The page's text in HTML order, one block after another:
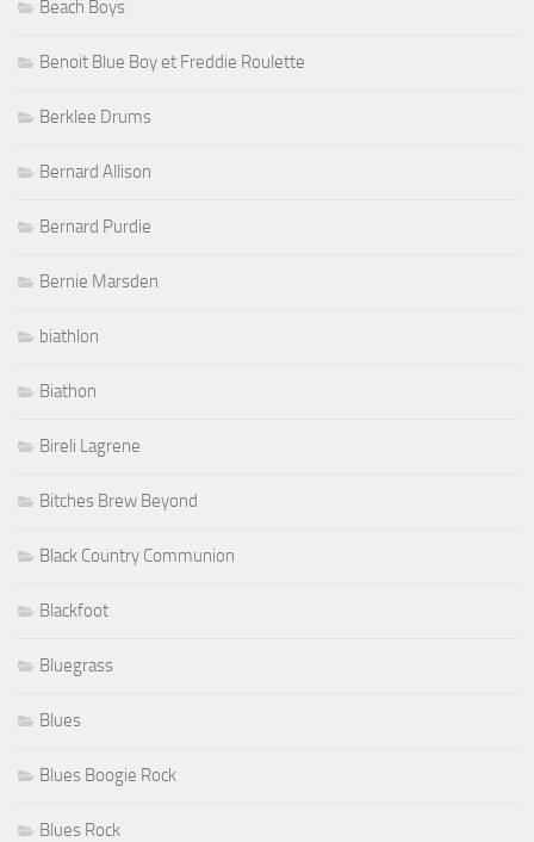
Beach Boys
Benoit Blue Boy et Freddie Roulette
Berklee Drums
Bernard Allison
Bernard Purdie
Bernie Marsden
biathlon
Biathon
Bireli Lagrene
Bitches Brew Beyond
Black Country Communion
Blackfoot
Bluegrass
Blues
Blues Boogie Rock
Blues Rock